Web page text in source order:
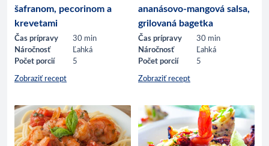
šafranom, pecorinom a
krevetami
Čas prípravy
30 min
Náročnosť
Ľahká
Počet porcií
5
Zobraziť recept
ananásovo-mangová salsa,
grilovaná bagetka
Čas prípravy
30 min
Náročnosť
Ľahká
Počet porcií
5
Zobraziť recept